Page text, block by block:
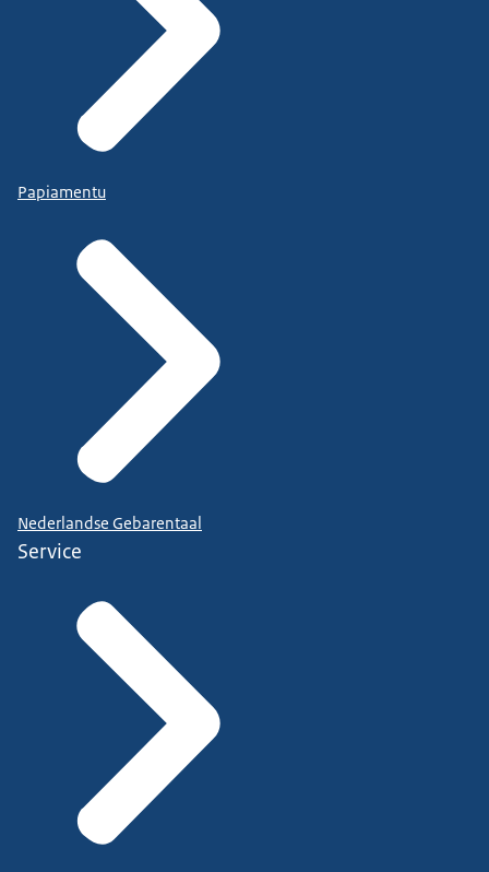
Papiamentu
Nederlandse Gebarentaal
Service